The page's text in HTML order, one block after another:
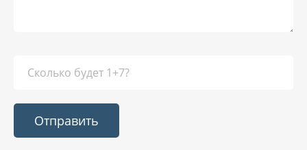
Отправить